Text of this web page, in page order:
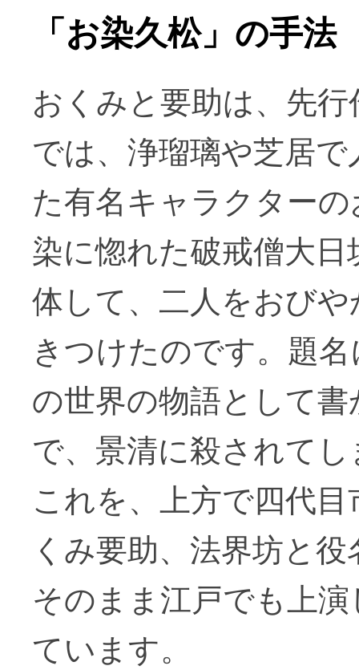
「お染久松」の手法
おくみと要助は、先
では、浄瑠璃や芝居
た有名キャラクター
染に惚れた破戒僧大
体して、二人をおび
きつけたのです。題
の世界の物語として
で、景清に殺されて
これを、上方で四代
くみ要助、法界坊と
そのまま江戸でも上
ています。